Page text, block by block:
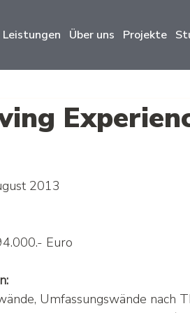
Leistungen Über uns Projekte
2013
Euro
Umfassungswände nach